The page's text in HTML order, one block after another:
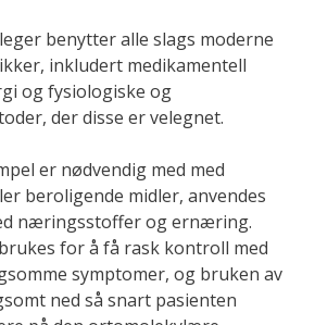
benytter alle slags moderne
inkludert medikamentell
og fysiologiske og
der disse er velegnet.
er nødvendig med med
beroligende midler, anvendes
næringsstoffer og ernæring.
for å få rask kontroll med
symptomer, og bruken av
ned så snart pasienten